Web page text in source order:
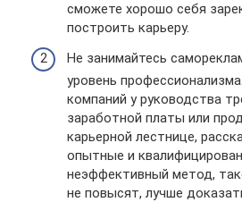
сможете хорошо себя
построить карьеру.
Не занимайтесь
уровень
компаний у руководства
заработной платы или
карьерной лестнице,
опытные и
неэффективный метод,
не повысят, лучше